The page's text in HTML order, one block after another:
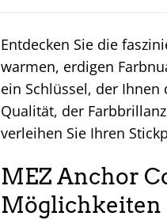
Entdecken Sie die
warmen, erdigen
ein Schlüssel, der
Qualität, der
verleihen Sie Ihren
MEZ Anchor
Möglichkeiten